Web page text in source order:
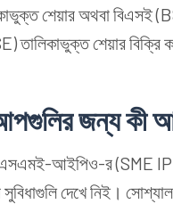
শেয়ার অথবা বিএসই
তালিকাভুক্ত শেয়ার বিক্রি
জন্য কী
আইপিও-র (SME
দেখে নিই। সোশ্যাল